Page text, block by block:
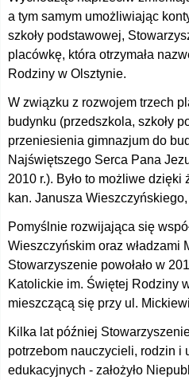
a tym samym umożliwiając
szkoły podstawowej,
placówkę, która otrzymała
Rodziny w Olsztynie.
W związku z rozwojem trzech
budynku (przedszkola, szkoły
przeniesienia gimnazjum do
Najświętszego Serca Pana
2010 r.). Było to możliwe
kan. Janusza
Pomyślnie rozwijająca się
Wieszczyńskim oraz władzami
Stowarzyszenie powołało w
Katolickie im. Świętej Rodziny
mieszczącą się przy ul.
Kilka lat później
potrzebom nauczycieli, rodzin
edukacyjnych - założyło